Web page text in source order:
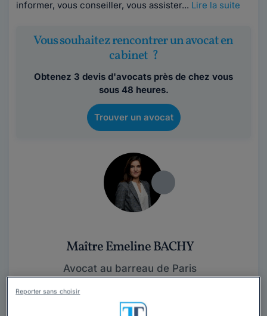
informer, vous conseiller, vous assister... Lire la suite
Vous souhaitez rencontrer un avocat en
cabinet ?
Obtenez 3 devis d'avocats près de chez vous
sous 48 heures.
Trouver un avocat
Maître Emeline BACHY
Avocat au barreau de Paris
15 années d'expérience
Reporter sans choisir